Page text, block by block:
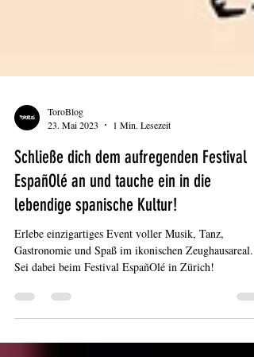
ToroBlog
23. Mai 2023
1 Min. Lesezeit
Schließe dich dem aufregenden Festival
EspañOlé an und tauche ein in die
lebendige spanische Kultur!
Erlebe einzigartiges Event voller Musik, Tanz,
Gastronomie und Spaß im ikonischen Zeughausareal.